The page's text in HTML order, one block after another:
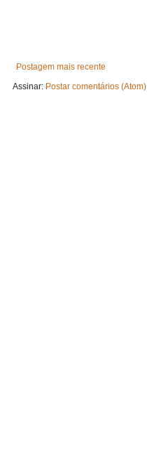
Postagem mais recente
Assinar: Postar comentários (Atom)